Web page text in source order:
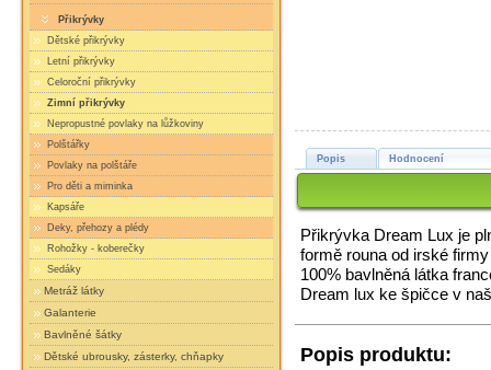
Přikrývky
Dětské přikrývky
Letní přikrývky
Celoroční přikrývky
Zimní přikrývky
Nepropustné povlaky na lůžkoviny
Polštářky
Povlaky na polštáře
Pro děti a miminka
Kapsáře
Deky, přehozy a plédy
Rohožky - koberečky
Sedáky
Metráž látky
Galanterie
Bavlněné šátky
Dětské ubrousky, zásterky, chňapky
Popis Hodnocení
Přikrývka Dream Lux je
formě rouna od irské
100% bavlněná látka
Dream lux ke špičce v
Popis produktu: